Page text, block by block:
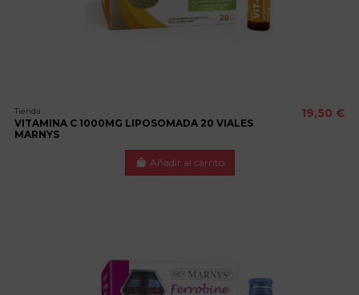
Tienda
VITAMINA C 1000MG LIPOSOMADA 20 VIALES
MARNYS
19,50 €
Añadir al carrito